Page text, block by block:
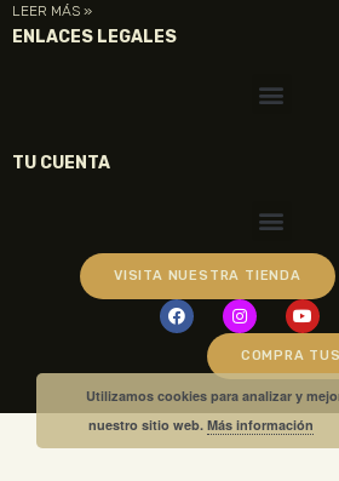
LEER MÁS »
ENLACES LEGALES
TU CUENTA
VISITA NUESTRA TIENDA
COMPRA
Utilizamos cookies para analizar y
nuestro sitio web.Más información